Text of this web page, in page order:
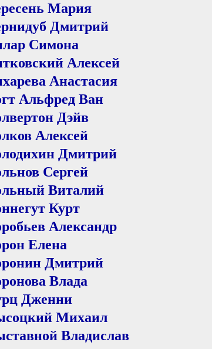
Мария
Дмитрий
Симона
Алексей
Анастасия
Альфред Ван
Дэйв
Алексей
Дмитрий
Сергей
Виталий
Курт
Александр
Елена
Дмитрий
Влада
Дженни
Михаил
Владислав